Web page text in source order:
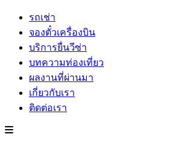
รถเช่า
จองตั๋วเครื่องบิน
บริการยื่นวีซ่า
บทความท่องเที่ยว
ผลงานที่ผ่านมา
เกี่ยวกับเรา
ติดต่อเรา